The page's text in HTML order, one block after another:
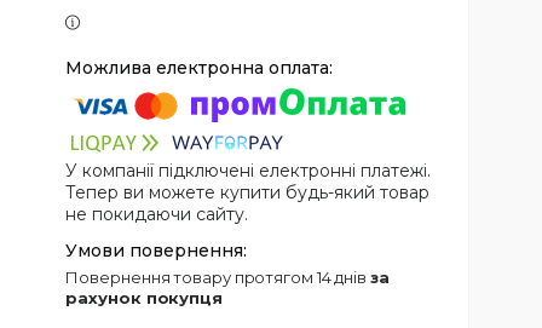
У компанії підключені електронні платежі.
Тепер ви можете купити будь-який товар
не покидаючи сайту.
повернення товару протягом 14 днів за
рахунок покупця